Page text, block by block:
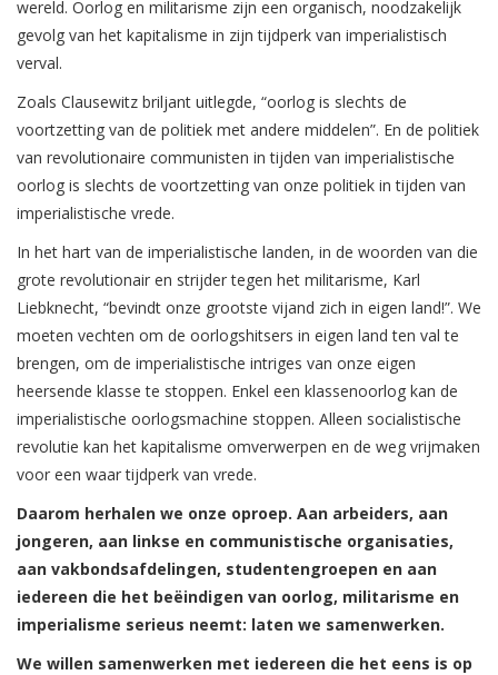
wereld. Oorlog en militarisme zijn een organisch, noodzakelijk
gevolg van het kapitalisme in zijn tijdperk van imperialistisch
verval.
Zoals Clausewitz briljant uitlegde, “oorlog is slechts de
voortzetting van de politiek met andere middelen”. En de politiek
van revolutionaire communisten in tijden van imperialistische
oorlog is slechts de voortzetting van onze politiek in tijden van
imperialistische vrede.
In het hart van de imperialistische landen, in de woorden van die
grote revolutionair en strijder tegen het militarisme, Karl
Liebknecht, “bevindt onze grootste vijand zich in eigen land!”. We
moeten vechten om de oorlogshitsers in eigen land ten val te
brengen, om de imperialistische intriges van onze eigen
heersende klasse te stoppen. Enkel een klassenoorlog kan de
imperialistische oorlogsmachine stoppen. Alleen socialistische
revolutie kan het kapitalisme omverwerpen en de weg vrijmaken
voor een waar tijdperk van vrede.
Daarom herhalen we onze oproep. Aan arbeiders, aan
jongeren, aan linkse en communistische organisaties,
aan vakbondsafdelingen, studentengroepen en aan
iedereen die het beëindigen van oorlog, militarisme en
imperialisme serieus neemt: laten we samenwerken.
We willen samenwerken met iedereen die het eens is op